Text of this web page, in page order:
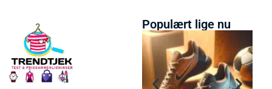
Populært lige nu